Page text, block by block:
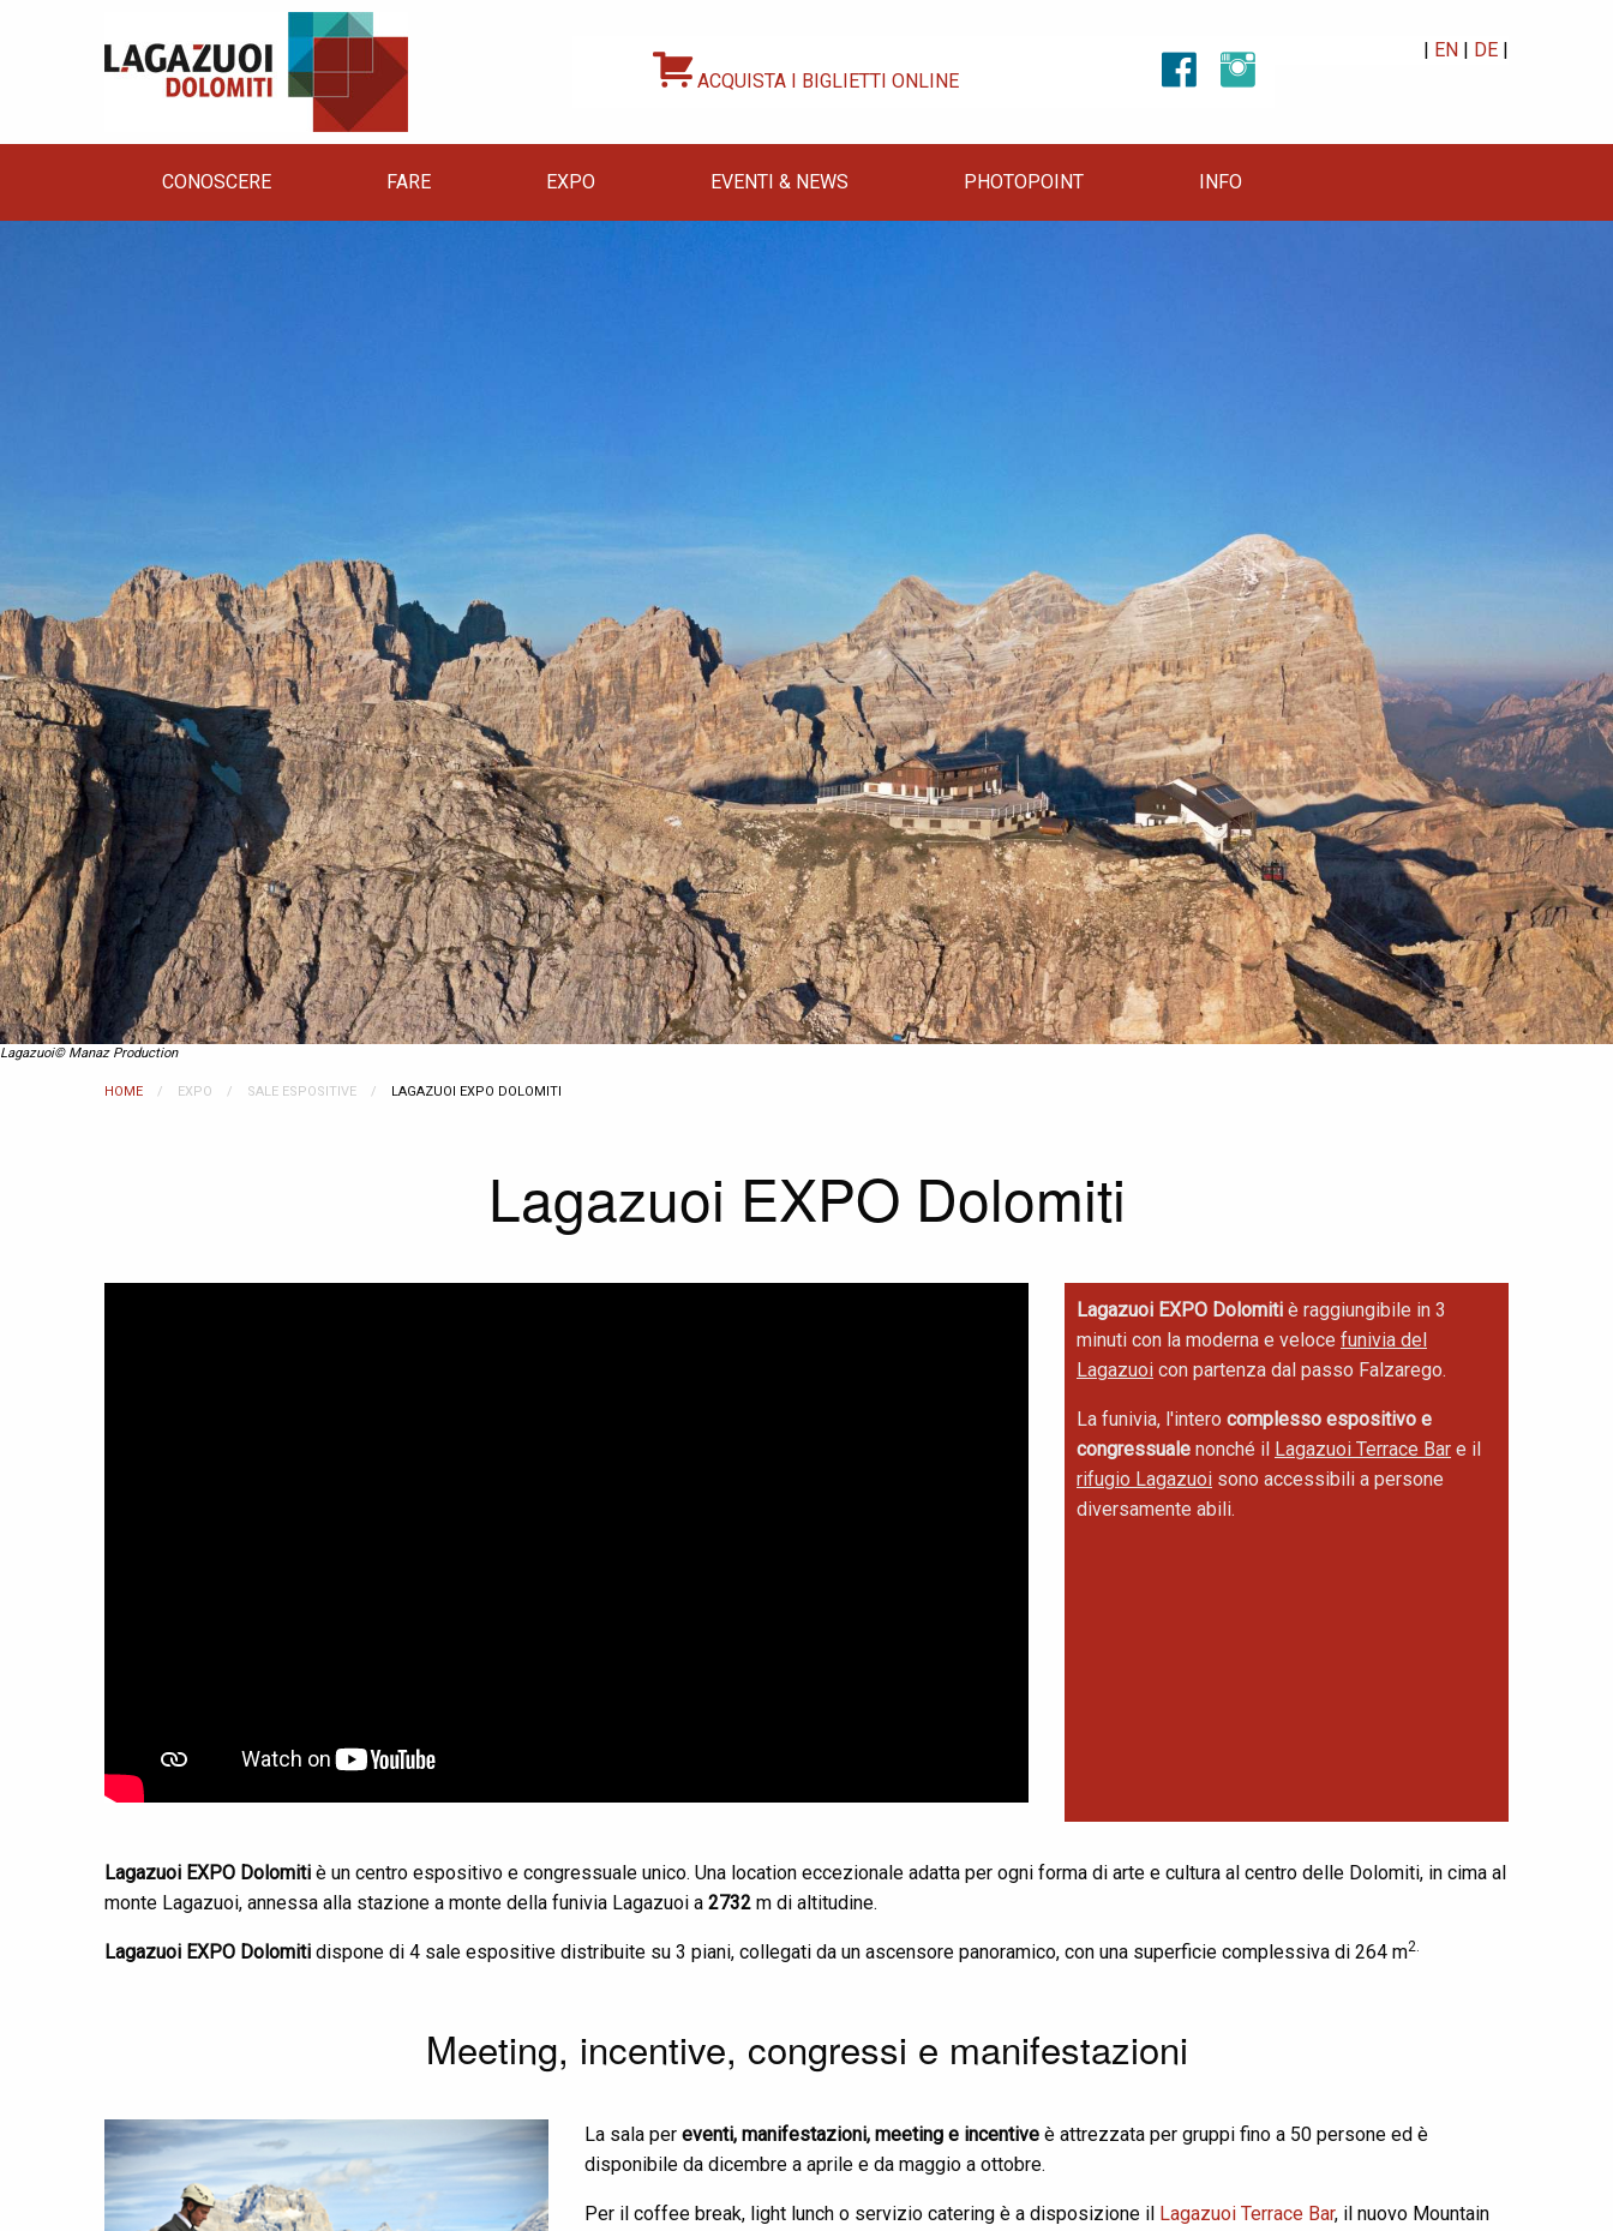
ACQUISTA I BIGLIETTI ONLINE
| EN| DE|
CONOSCERE FARE EXPO EVENTI & NEWS PHOTOPOINT INFO
Lagazuoi© Manaz Production
HOME EXPO SALE ESPOSITIVE CURRENT:
LAGAZUOI EXPO DOLOMITI
Lagazuoi EXPO Dolomiti
Lagazuoi EXPO Dolomiti è raggiungibile in 3
minuti con la moderna e veloce funivia del
Lagazuoi con partenza dal passo Falzarego.
La funivia, l'intero complesso espositivo e
congressuale nonché il Lagazuoi Terrace Bar e il
rifugio Lagazuoi sono accessibili a persone
diversamente abili.
Lagazuoi EXPO Dolomiti è un centro espositivo e congressuale unico. Una location eccezionale adatta per ogni forma di arte e cultura al centro delle Dolomiti, in cima al
monte Lagazuoi, annessa alla stazione a monte della funivia Lagazuoi a 2732 m di altitudine.
Lagazuoi EXPO Dolomiti dispone di 4 sale espositive distribuite su 3 piani, collegati da un ascensore panoramico, con una superficie complessiva di 264 m2.
Meeting, incentive, congressi e manifestazioni
La sala pereventi, manifestazioni, meeting e incentiveè attrezzata per gruppi fino a 50 persone ed è
disponibile da dicembre a aprile e da maggio a ottobre.
Per il coffee break, light lunch o servizio catering è a disposizione il Lagazuoi Terrace Bar, il nuovo Mountain